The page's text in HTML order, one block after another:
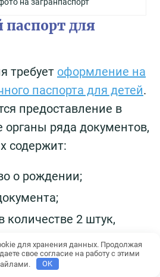
для
требует оформление на
паспорта для детей.
предоставление в
органы ряда документов,
содержит:
о рождении;
количестве 2 штук,
см и 10х15 см;
коде
для хранения данных. Продолжая
свое согласие на работу с этими
OK